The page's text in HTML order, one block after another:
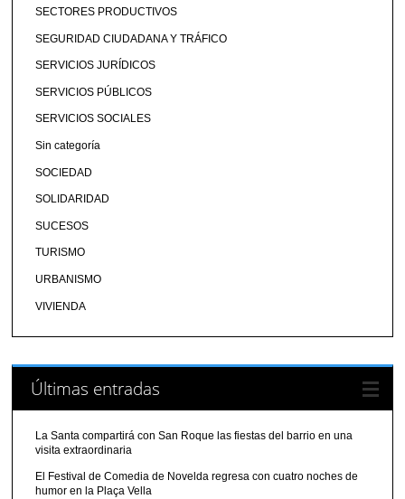
SECTORES PRODUCTIVOS
SEGURIDAD CIUDADANA Y TRÁFICO
SERVICIOS JURÍDICOS
SERVICIOS PÚBLICOS
SERVICIOS SOCIALES
Sin categoría
SOCIEDAD
SOLIDARIDAD
SUCESOS
TURISMO
URBANISMO
VIVIENDA
Últimas entradas
La Santa compartirá con San Roque las fiestas del barrio en una
visita extraordinaria
El Festival de Comedia de Novelda regresa con cuatro noches de
humor en la Plaça Vella